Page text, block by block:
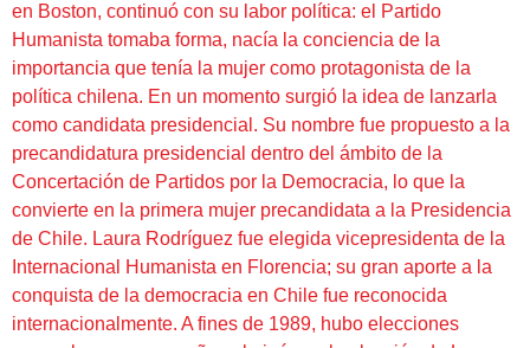
en Boston, continuó con su labor política: el Partido
Humanista tomaba forma, nacía la conciencia de la
importancia que tenía la mujer como protagonista de la
política chilena. En un momento surgió la idea de lanzarla
como candidata presidencial. Su nombre fue propuesto a la
precandidatura presidencial dentro del ámbito de la
Concertación de Partidos por la Democracia, lo que la
convierte en la primera mujer precandidata a la Presidencia
de Chile. Laura Rodríguez fue elegida vicepresidenta de la
Internacional Humanista en Florencia; su gran aporte a la
conquista de la democracia en Chile fue reconocida
internacionalmente. A fines de 1989, hubo elecciones